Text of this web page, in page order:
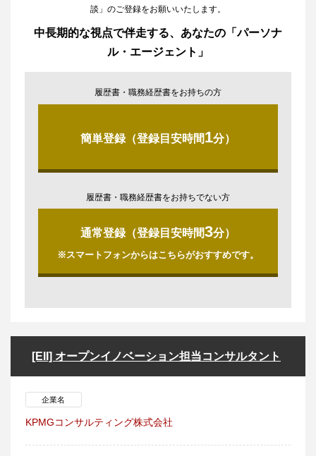
談」のご登録をお願いいたします。
中長期的な視点で伴走する、あなたの「パーソナ
ル・エージェント」
履歴書・職務経歴書をお持ちの方
簡単登録（登録目安時間1分）
履歴書・職務経歴書をお持ちでない方
通常登録（登録目安時間3分）
※スマートフォンからはこちらがおすすめです。
[EII] オープンイノベーション担当コンサルタント
企業名
KPMGコンサルティング株式会社